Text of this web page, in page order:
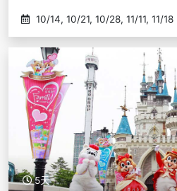
10/14, 10/21, 10/28, 11/11, 11/18
5天